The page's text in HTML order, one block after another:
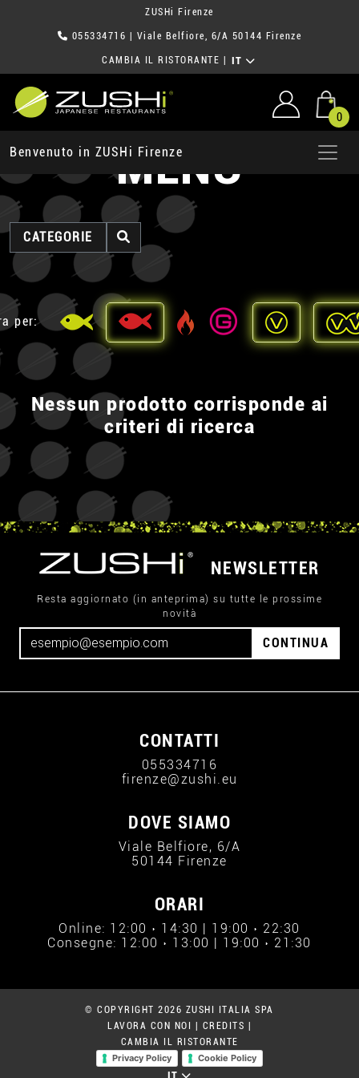
ZUSHi Firenze
055334716 | Viale Belfiore, 6/A 50144 Firenze
CAMBIA IL RISTORANTE IT
0
Benvenuto in ZUSHi Firenze
MENU
CATEGORIE
per:
Nessun prodotto corrisponde ai
criteri di ricerca
NEWSLETTER
Resta aggiornato (in anteprima) su tutte le prossime
novità
CONTINUA
CONTATTI
055334716
firenze@zushi.eu
DOVE SIAMO
Viale Belfiore, 6/A
50144 Firenze
ORARI
Online: 12:00 › 14:30 | 19:00 › 22:30
Consegne: 12:00 › 13:00 | 19:00 › 21:30
© COPYRIGHT 2026 ZUSHI ITALIA SPA
LAVORA CON NOI
CREDITS
CAMBIA IL RISTORANTE
Privacy Policy
Cookie Policy